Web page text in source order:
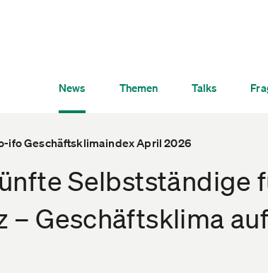
News Themen Talks
ifo Geschäftsklimaindex April 2026
Selbstständige
– Geschäftsklima